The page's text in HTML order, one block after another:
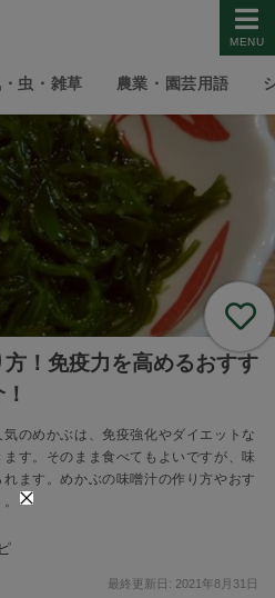
MENU
虫・雑草 農業・園芸用語
！免疫力を高めるおすす
のめかぶは、免疫強化やダイエットな
す。そのまま食べてもよいですが、味
ます。めかぶの味噌汁の作り方やおす
最終更新日: 2021年8月31日